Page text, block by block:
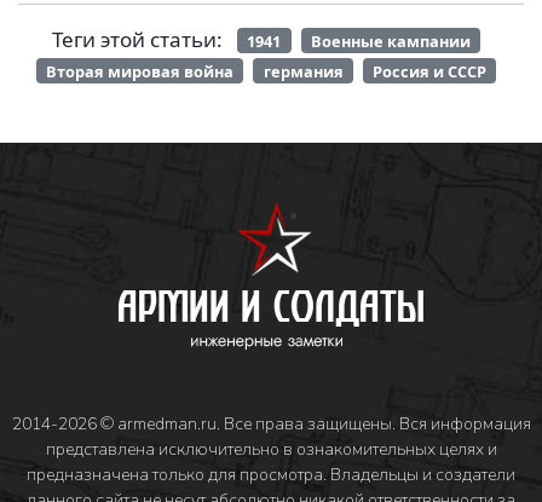
Теги этой статьи: 1941
Военные кампании
Вторая мировая война
германия Россия и СССР
2014-2026 © armedman.ru. Все права защищены. Вся информация
представлена исключительно в ознакомительных целях и
предназначена только для просмотра. Владельцы и создатели